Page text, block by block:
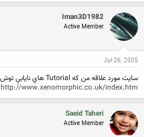
Iman3D1982
Active Member
Jul 26, 2005
سايت مورد علاقه من كه Tutorial هاي نايابي توش هست
http://www.xenomorphic.co.uk/index.htm
Saeid Taheri
Active Member